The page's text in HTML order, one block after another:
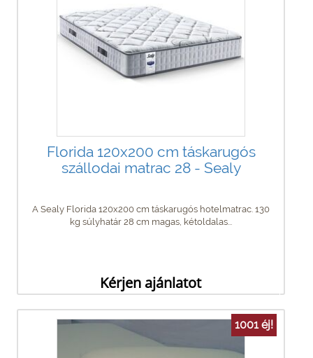
Florida 120x200 cm táskarugós
szállodai matrac 28 - Sealy
A Sealy Florida 120x200 cm táskarugós hotelmatrac. 130
kg súlyhatár 28 cm magas, kétoldalas...
Kérjen ajánlatot
1001 éj!